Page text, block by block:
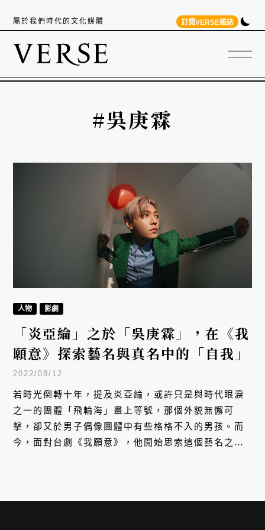
屬於我們時代的文化媒體 訂閱VERSE雜誌
#吳庚霖
人物 影劇
「炎亞綸」之於「吳庚霖」，在《我
願意》探索藝名與真名中的「自我」
2022/08/12
若時光倒轉十年，提及炎亞綸，或許只是與時代眼淚
之一的團體「飛輪海」畫上等號，那個外貌無懈可
擊，卻又於男子偶像團體中有些格格不入的男孩。而
今，面對台劇《我願意》，他開始思索這個藝名之於